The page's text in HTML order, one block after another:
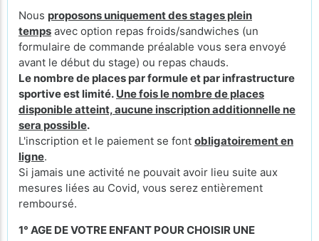
Nous proposons uniquement des stages plein
temps avec option repas froids/sandwiches (un
formulaire de commande préalable vous sera envoyé
avant le début du stage) ou repas chauds.
Le nombre de places par formule et par infrastructure
sportive est limité. Une fois le nombre de places
disponible atteint, aucune inscription additionnelle ne
sera possible.
L'inscription et le paiement se font obligatoirement en
ligne.
Si jamais une activité ne pouvait avoir lieu suite aux
mesures liées au Covid, vous serez entièrement
remboursé.
1° AGE DE VOTRE ENFANT POUR CHOISIR UNE